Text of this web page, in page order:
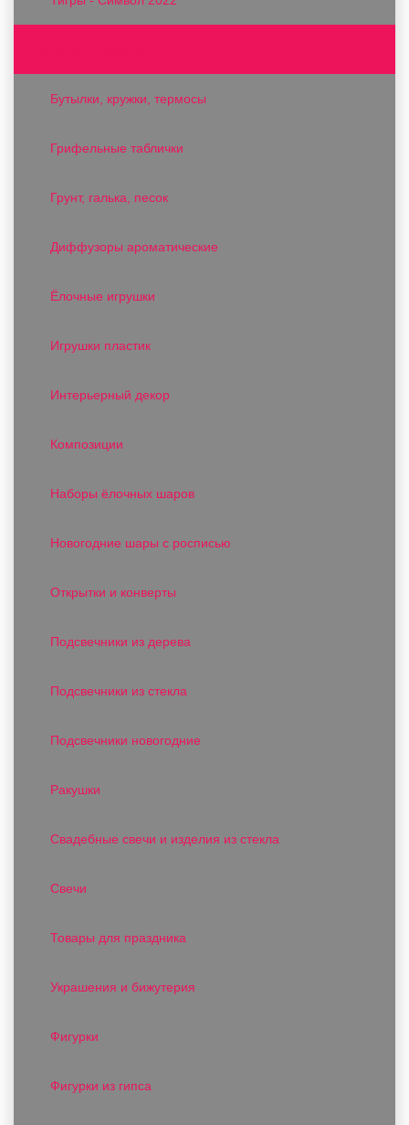
Бутылки, кружки, термосы
Грифельные таблички
Грунт, галька, песок
Диффузоры ароматические
Ёлочные игрушки
Игрушки пластик
Интерьерный декор
Композиции
Наборы ёлочных шаров
Новогодние шары с росписью
Открытки и конверты
Подсвечники из дерева
Подсвечники из стекла
Подсвечники новогодние
Ракушки
Свадебные свечи и изделия из стекла
Свечи
Товары для праздника
Украшения и бижутерия
Фигурки
Фигурки из гипса